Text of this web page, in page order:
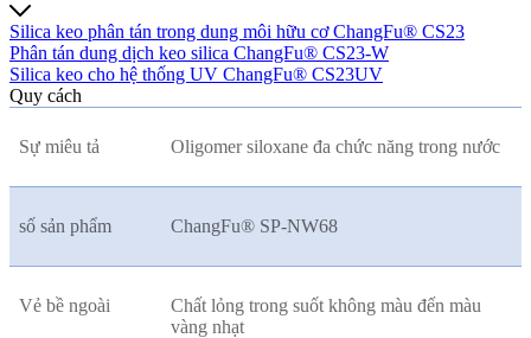
Silica keo phân tán trong dung môi hữu cơ ChangFu® CS23
Phân tán dung dịch keo silica ChangFu® CS23-W
Silica keo cho hệ thống UV ChangFu® CS23UV
Quy cách
Sự miêu tả Oligomer siloxane đa chức năng trong nước
số sản phẩm ChangFu® SP-NW68
Vẻ bề ngoài
Chất lỏng trong suốt không màu đến màu
vàng nhạt